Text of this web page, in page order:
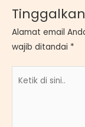
Alamat email
wajib ditandai *